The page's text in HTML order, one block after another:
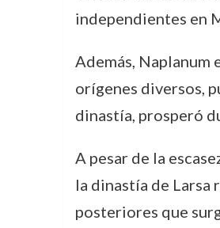
independientes en
Además, Naplanum
orígenes diversos,
dinastía, prosperó
A pesar de la
la dinastía de
posteriores que